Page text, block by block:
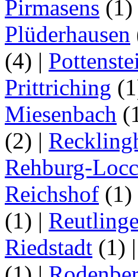
Pirmasens (1)
Plüderhausen
(4) |
Prittriching
Miesenbach
(2) |
Rehburg-
Reichshof (1)
(1) |
Riedstadt (1) |